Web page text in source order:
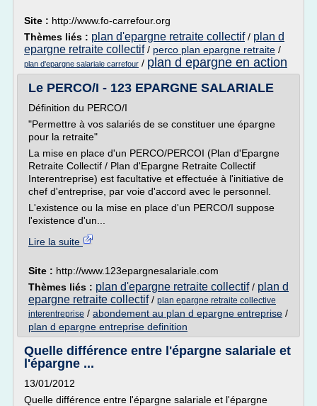
Site : http://www.fo-carrefour.org
Thèmes liés : plan d'epargne retraite collectif/ plan d
epargne retraite collectif/ perco plan epargne retraite /
plan d'epargne salariale carrefour / plan d epargne en action
Le PERCO/I - 123 EPARGNE SALARIALE
Définition du PERCO/I
"Permettre à vos salariés de se constituer une épargne
pour la retraite"
La mise en place d'un PERCO/PERCOI (Plan d'Epargne
Retraite Collectif / Plan d'Epargne Retraite Collectif
Interentreprise) est facultative et effectuée à l'initiative de
chef d'entreprise, par voie d'accord avec le personnel.
L'existence ou la mise en place d'un PERCO/I suppose
l'existence d'un...
Lire la suite
Site : http://www.123epargnesalariale.com
Thèmes liés : plan d'epargne retraite collectif/ plan d
epargne retraite collectif/ plan epargne retraite collective
interentreprise / abondement au plan d epargne entreprise /
plan d epargne entreprise definition
Quelle différence entre l'épargne salariale et
l'épargne ...
13/01/2012
Quelle différence entre l'épargne salariale et l'épargne